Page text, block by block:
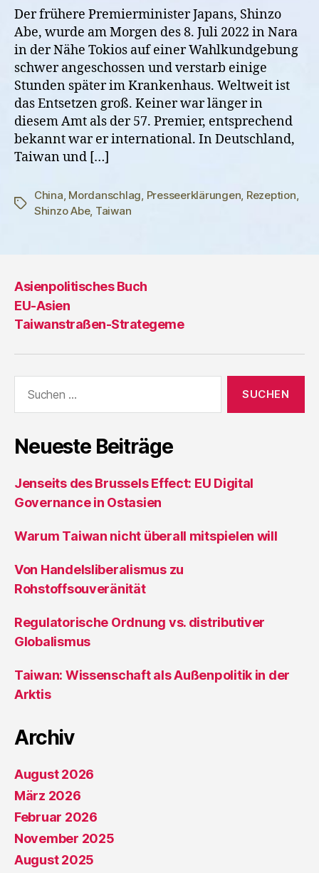
Taiwan
und
China
auf
den
Mordanschlag
auf
Shinzo
Abe?
Der frühere Premierminister Japans, Shinzo
Abe, wurde am Morgen des 8. Juli 2022 in Nara
in der Nähe Tokios auf einer Wahlkundgebung
schwer angeschossen und verstarb einige
Stunden später im Krankenhaus. Weltweit ist
das Entsetzen groß. Keiner war länger in
diesem Amt als der 57. Premier, entsprechend
bekannt war er international. In Deutschland,
Taiwan und […]
Schlagwörter
China Mordanschlag Presseerklärungen Rezeption
Shinzo Abe, Taiwan
Asienpolitisches Buch
EU-Asien
Taiwanstraßen-Strategeme
nach:
Neueste Beiträge
Jenseits des Brussels Effect: EU Digital
Governance in Ostasien
Warum Taiwan nicht überall mitspielen will
Von Handelsliberalismus zu
Rohstoffsouveränität
Regulatorische Ordnung vs. distributiver
Globalismus
Taiwan: Wissenschaft als Außenpolitik in der
Arktis
Archiv
August 2026
März 2026
Februar 2026
November 2025
August 2025